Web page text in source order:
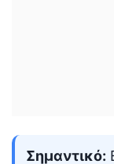
Σημαντικό: